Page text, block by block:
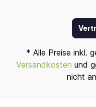
* Alle Preise inkl.
Versandkosten und
nicht